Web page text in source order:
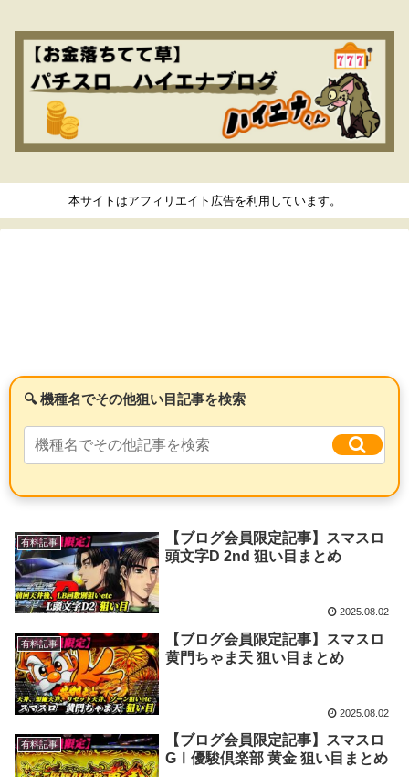
本サイトはアフィリエイト広告を利用しています。
有料記事
【ブログ会員限定記事】スマスロ
頭文字D 2nd 狙い目まとめ
2025.08.02
有料記事
【ブログ会員限定記事】スマスロ
黄門ちゃま天 狙い目まとめ
2025.08.02
有料記事
【ブログ会員限定記事】スマスロ
GⅠ優駿倶楽部 黄金 狙い目まとめ